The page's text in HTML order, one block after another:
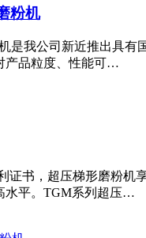
粉机
是我公司新近推出具有
产品粒度、性能可…
证书，超压梯形磨粉机
水平。TGM系列超压…